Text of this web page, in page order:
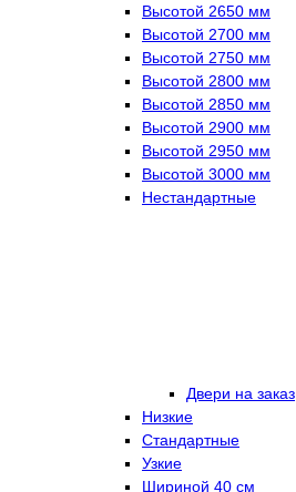
Высотой 2650 мм
Высотой 2700 мм
Высотой 2750 мм
Высотой 2800 мм
Высотой 2850 мм
Высотой 2900 мм
Высотой 2950 мм
Высотой 3000 мм
Нестандартные
Двери на заказ
Низкие
Стандартные
Узкие
Шириной 40 см